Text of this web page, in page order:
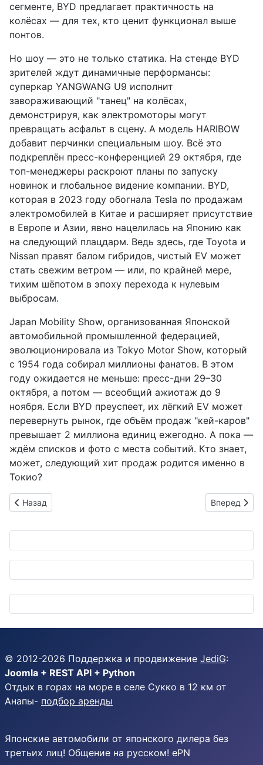
сегменте, BYD предлагает практичность на
колёсах — для тех, кто ценит функционал выше
понтов.
Но шоу — это не только статика. На стенде BYD
зрителей ждут динамичные перформансы:
суперкар YANGWANG U9 исполнит
завораживающий "танец" на колёсах,
демонстрируя, как электромоторы могут
превращать асфальт в сцену. А модель HARIBOW
добавит перчинки специальным шоу. Всё это
подкреплён пресс-конференцией 29 октября, где
топ-менеджеры раскроют планы по запуску
новинок и глобальное видение компании. BYD,
которая в 2023 году обогнала Tesla по продажам
электромобилей в Китае и расширяет присутствие
в Европе и Азии, явно нацелилась на Японию как
на следующий плацдарм. Ведь здесь, где Toyota и
Nissan правят балом гибридов, чистый EV может
стать свежим ветром — или, по крайней мере,
тихим шёпотом в эпоху перехода к нулевым
выбросам.
Japan Mobility Show, организованная Японской
автомобильной промышленной федерацией,
эволюционировала из Tokyo Motor Show, который
с 1954 года собирал миллионы фанатов. В этом
году ожидается не меньше: пресс-дни 29–30
октября, а потом — всеобщий ажиотаж до 9
ноября. Если BYD преуспеет, их лёгкий EV может
перевернуть рынок, где объём продаж "кей-каров"
превышает 2 миллиона единиц ежегодно. А пока —
ждём списков и фото с места событий. Кто знает,
может, следующий хит продаж родится именно в
Токио?
Предыдущий: JTEKT на Messenagoya 2025: Японцы
Назад Следующий:
Вперед
© 2012-2026 Поддержка и продвижение JediG:
Joomla + REST API + Python
Отдых в горах на море в селе Сукко в 12 км от
Анапы- подбор аренды
Японские автомобили от японского дилера без
третьих лиц! Общение на русском! ePN